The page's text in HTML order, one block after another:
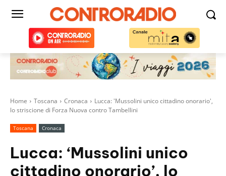
Home Toscana Cronaca
Lucca: 'Mussolini unico cittadino onorario',
lo striscione di Forza Nuova contro Tambellini
Toscana Cronaca
Lucca: ‘Mussolini unico
cittadino onorario’, lo